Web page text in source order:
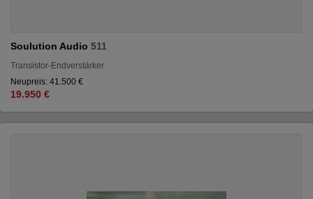
Soulution Audio 511
Transistor-Endverstärker
Neupreis: 41.500 €
19.950 €